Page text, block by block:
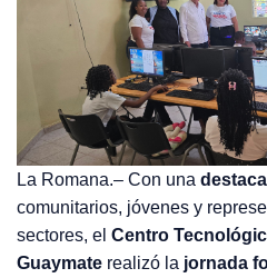
La Romana.– Con una
comunitarios, jóvenes y
sectores, elCentro
Guaymate realizó la jornada